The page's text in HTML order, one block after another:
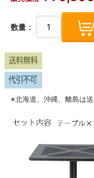
数量：
※北海道、沖縄、離島は